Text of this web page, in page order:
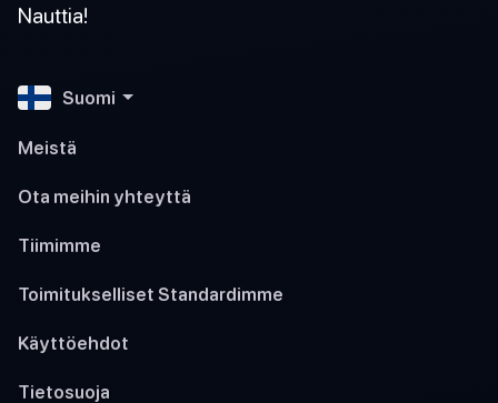
Nauttia!
Suomi
Meistä
Ota meihin yhteyttä
Tiimimme
Toimitukselliset Standardimme
Käyttöehdot
Tietosuoja